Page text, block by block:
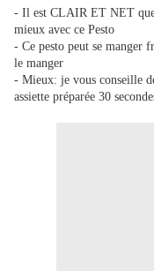
- Il est CLAIR ET NET
mieux avec ce Pesto
- Ce pesto peut se manger
le manger
- Mieux: je vous conseille
assiette préparée 30